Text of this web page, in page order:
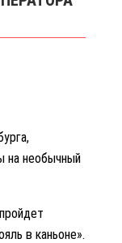
на необычный
в каньоне».